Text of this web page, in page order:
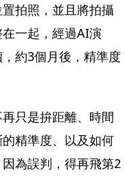
拍照，並且將拍攝
一起，經過AI演
約3個月後，精準度
只是拚距離、時間
精準度、以及如何
為誤判，得再飛第2